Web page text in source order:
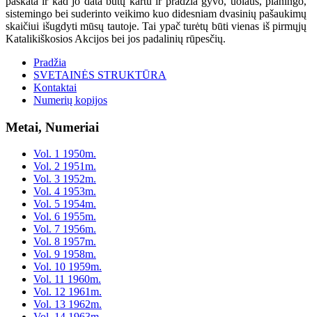
sistemingo bei suderinto veikimo kuo didesniam dvasinių pašaukimų
skaičiui išugdyti mūsų tautoje. Tai ypač turėtų būti vienas iš pirmųjų
Katalikiškosios Akcijos bei jos padalinių rūpesčių.
Pradžia
SVETAINĖS STRUKTŪRA
Kontaktai
Numerių kopijos
Metai, Numeriai
Vol. 1 1950m.
Vol. 2 1951m.
Vol. 3 1952m.
Vol. 4 1953m.
Vol. 5 1954m.
Vol. 6 1955m.
Vol. 7 1956m.
Vol. 8 1957m.
Vol. 9 1958m.
Vol. 10 1959m.
Vol. 11 1960m.
Vol. 12 1961m.
Vol. 13 1962m.